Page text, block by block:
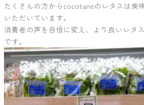
たくさんの方からcocotaneのレタスは美
いただいています。
消費者の声を自信に変え、より良いレタ
です。